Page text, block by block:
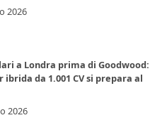
2026
a Londra prima di Goodwood:
ibrida da 1.001 CV si prepara al
2026